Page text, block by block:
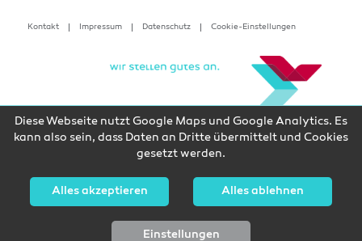
Diese Webseite nutzt Google Maps und Google Analytics. Es
kann also sein, dass Daten an Dritte übermittelt und Cookies
gesetzt werden.
Alles akzeptieren Alles ablehnen
Einstellungen
Kontakt Impressum Datenschutz Cookie-Einstellungen